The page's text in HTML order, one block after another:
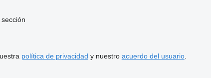
política de privacidad y nuestro acuerdo del usuario.